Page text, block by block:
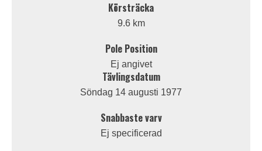
Körsträcka
9.6 km
Pole Position
Ej angivet
Tävlingsdatum
Söndag 14 augusti 1977
Snabbaste varv
Ej specificerad